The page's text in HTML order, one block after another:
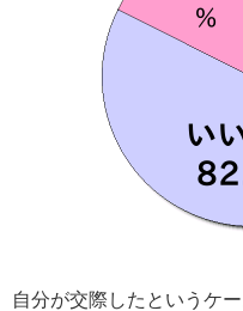
自分が交際したというケ